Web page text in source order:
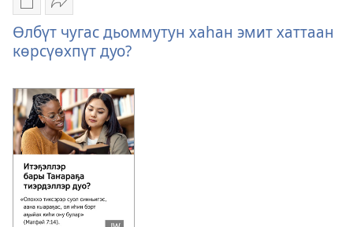
Публикациялар
электроннай
көрүҥнэрин
загрузкалара
Өлбүт
чугас
дьоммутун
хаһан
эмит
хаттаан
көрсүөхпүт
дуо?
Үллэстии
Өлбүт
чугас
дьоммутун
хаһан
эмит
хаттаан
көрсүөхпүт
дуо?
Өлбүт чугас дьоммутун хаһан эмит хаттаан
көрсүөхпүт дуо?